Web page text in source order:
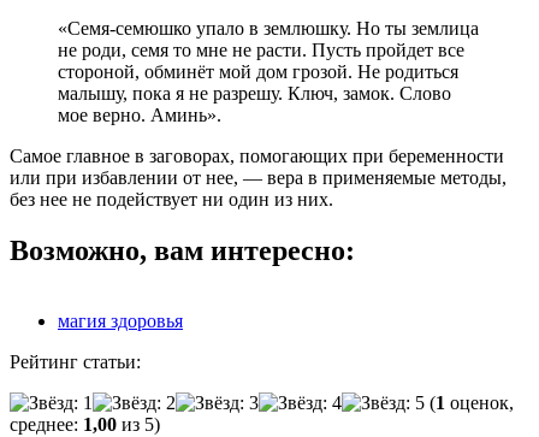
«Семя-семюшко упало в землюшку. Но ты землица
не роди, семя то мне не расти. Пусть пройдет все
стороной, обминёт мой дом грозой. Не родиться
малышу, пока я не разрешу. Ключ, замок. Слово
мое верно. Аминь».
Самое главное в заговорах, помогающих при беременности
или при избавлении от нее, — вера в применяемые методы,
без нее не подействует ни один из них.
Возможно, вам интересно:
магия здоровья
Рейтинг статьи:
(1 оценок,
среднее: 1,00 из 5)